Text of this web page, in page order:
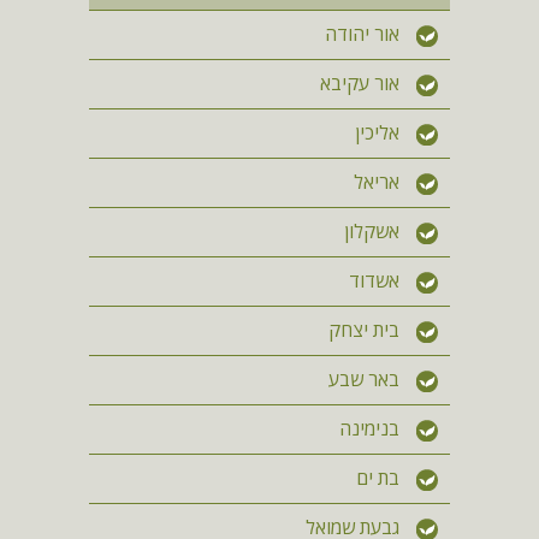
אור יהודה
אור עקיבא
אליכין
אריאל
אשקלון
אשדוד
בית יצחק
באר שבע
בנימינה
בת ים
גבעת שמואל